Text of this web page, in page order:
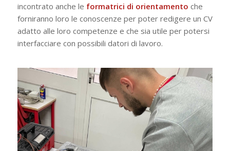
incontrato anche le formatrici di orientamento che
forniranno loro le conoscenze per poter redigere un CV
adatto alle loro competenze e che sia utile per potersi
interfacciare con possibili datori di lavoro.